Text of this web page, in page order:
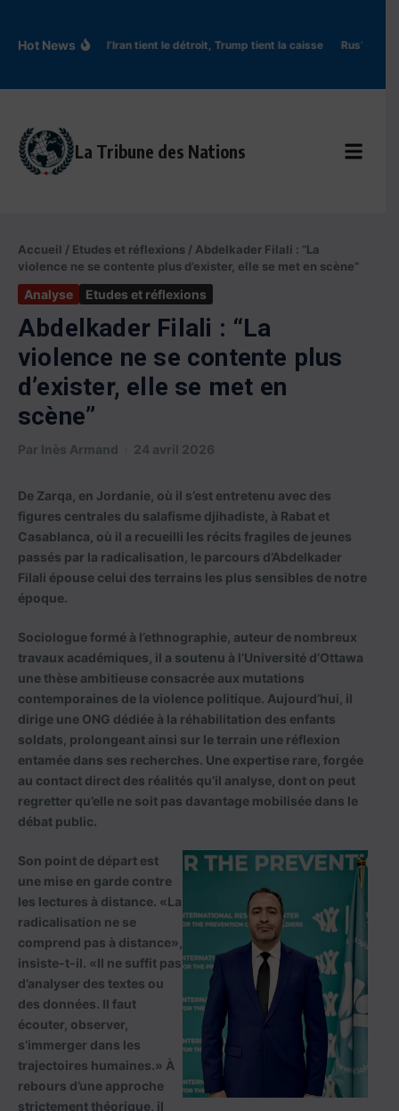
Hot NewsOrmuz : l’Iran tient le détroit, Trump tient la caisse Rus’ de
La Tribune des Nations
Accueil / Etudes et réflexions / Abdelkader Filali : “La
violence ne se contente plus d’exister, elle se met en scène”
Analyse Etudes et réflexions
Abdelkader Filali : “La
violence ne se contente plus
d’exister, elle se met en
scène”
Par Inès Armand 24 avril 2026
De Zarqa, en Jordanie, où il s’est entretenu avec des
figures centrales du salafisme djihadiste, à Rabat et
Casablanca, où il a recueilli les récits fragiles de jeunes
passés par la radicalisation, le parcours d’Abdelkader
Filali épouse celui des terrains les plus sensibles de notre
époque.
Sociologue formé à l’ethnographie, auteur de nombreux
travaux académiques, il a soutenu à l’Université d’Ottawa
une thèse ambitieuse consacrée aux mutations
contemporaines de la violence politique. Aujourd’hui, il
dirige une ONG dédiée à la réhabilitation des enfants
soldats, prolongeant ainsi sur le terrain une réflexion
entamée dans ses recherches. Une expertise rare, forgée
au contact direct des réalités qu’il analyse, dont on peut
regretter qu’elle ne soit pas davantage mobilisée dans le
débat public.
Son point de départ est
une mise en garde contre
les lectures à distance. «La
radicalisation ne se
comprend pas à distance»,
insiste-t-il. «Il ne suffit pas
d’analyser des textes ou
des données. Il faut
écouter, observer,
s’immerger dans les
trajectoires humaines.» À
rebours d’une approche
strictement théorique, il